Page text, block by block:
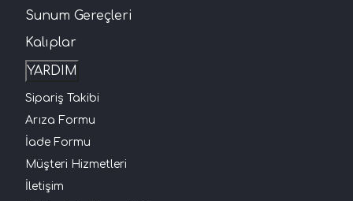
Sunum Gereçleri
Kalıplar
YARDIM
Sipariş Takibi
Arıza Formu
İade Formu
Müşteri Hizmetleri
İletişim